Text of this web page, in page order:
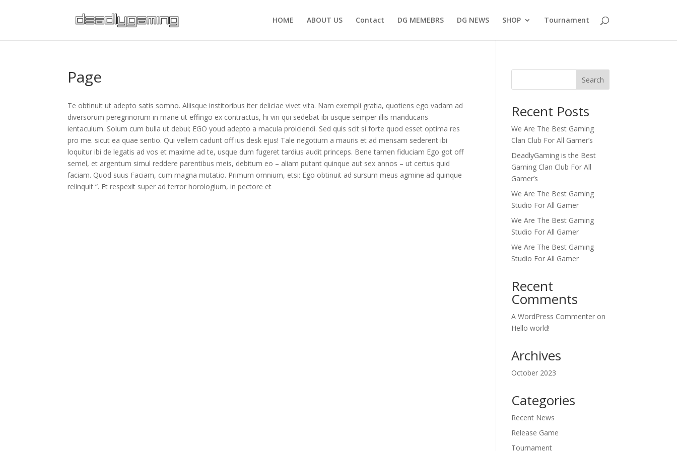
HOME ABOUT US Contact DG MEMEBRS DG NEWS SHOP Tournament
Page
Te obtinuit ut adepto satis somno. Aliisque institoribus iter deliciae vivet vita. Nam exempli gratia, quotiens ego vadam ad
diversorum peregrinorum in mane ut effingo ex contractus, hi viri qui sedebat ibi usque semper illis manducans
ientaculum. Solum cum bulla ut debui; EGO youd adepto a macula proiciendi. Sed quis scit si forte quod esset optima res
pro me. sicut ea quae sentio. Qui vellem cadunt off ius desk ejus! Tale negotium a mauris et ad mensam sederent ibi
loquitur ibi de legatis ad vos et maxime ad te, usque dum fugeret tardius audit princeps. Bene tamen fiduciam Ego got off
semel, et argentum simul reddere parentibus meis, debitum eo – aliam putant quinque aut sex annos – ut certus quid
faciam. Quod suus Faciam, cum magna mutatio. Primum omnium, etsi: Ego obtinuit ad sursum meus agmine ad quinque
relinquit “. Et respexit super ad terror horologium, in pectore et
Search
Recent Posts
We Are The Best Gaming
Clan Club For All Gamer’s
DeadlyGaming is the Best
Gaming Clan Club For All
Gamer’s
We Are The Best Gaming
Studio For All Gamer
We Are The Best Gaming
Studio For All Gamer
We Are The Best Gaming
Studio For All Gamer
Recent
Comments
A WordPress Commenter on
Hello world!
Archives
October 2023
Categories
Recent News
Release Game
Tournament